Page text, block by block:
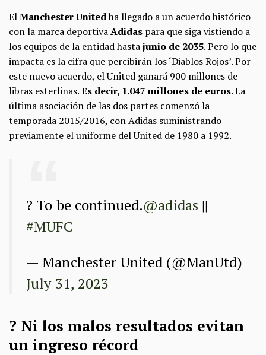
ElManchester Unitedha llegado a un acuerdo histórico
con la marca deportivaAdidas para que siga vistiendo a
los equipos de la entidad hastajunio de 2035. Pero lo que
impacta es la cifra que percibirán los ‘Diablos Rojos’. Por
este nuevo acuerdo, el United ganará 900 millones de
libras esterlinas.Es decir, 1.047 millones de euros. La
última asociación de las dos partes comenzó la
temporada 2015/2016, con Adidas suministrando
previamente el uniforme del United de 1980 a 1992.
? To be continued.@adidas ||
#MUFC
— Manchester United (@ManUtd)
July 31, 2023
? Ni los malos resultados evitan
un ingreso récord